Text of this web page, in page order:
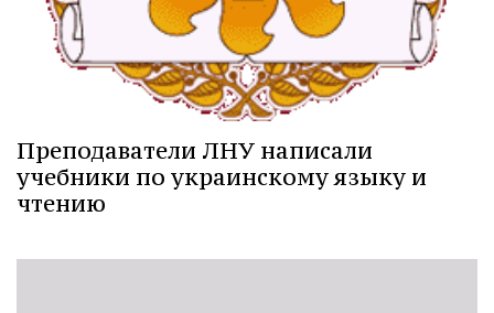
Преподаватели ЛНУ написали
учебники по украинскому языку и
чтению